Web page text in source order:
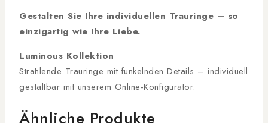
Gestalten Sie Ihre individuellen Trauringe – so
einzigartig wie Ihre Liebe.
Luminous Kollektion
Strahlende Trauringe mit funkelnden Details – individuell
gestaltbar mit unserem Online-Konfigurator.
Ähnliche Produkte